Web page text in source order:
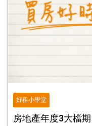
好租小學堂
房地產年度3大檔